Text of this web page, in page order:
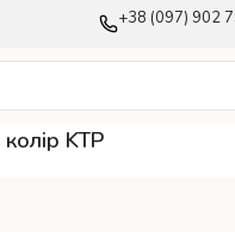
+38 (097) 902
KTP